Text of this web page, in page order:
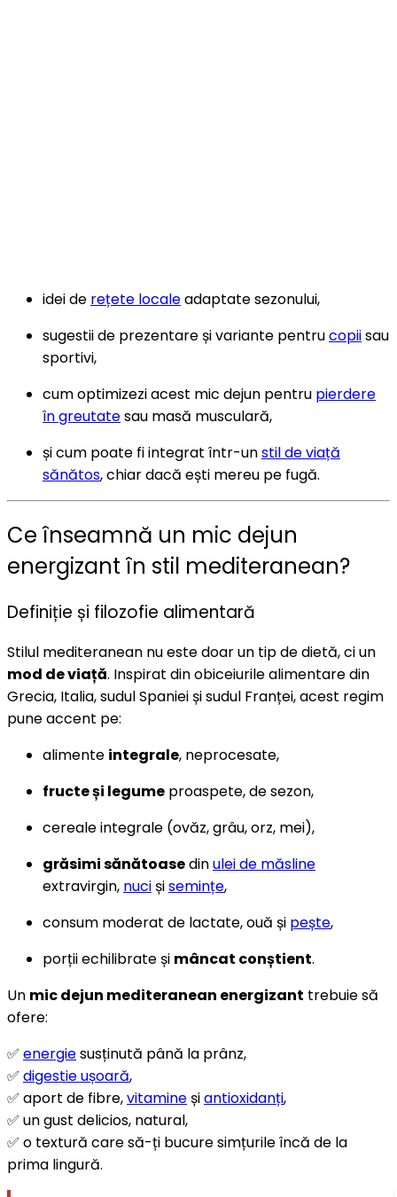
idei de rețete localeadaptate sezonului,
sugestii de prezentare și variante pentrucopiisau
sportivi,
cum optimizezi acest mic dejun pentru pierdere
în greutatesau masă musculară,
și cum poate fi integrat într-unstil de viață
sănătos, chiar dacă ești mereu pe fugă.
Ce înseamnă un mic dejun
energizant în stil mediteranean?
Definiție și filozofie alimentară
Stilul mediteranean nu este doar un tip de dietă, ci un
mod de viață. Inspirat din obiceiurile alimentare din
Grecia, Italia, sudul Spaniei și sudul Franței, acest regim
pune accent pe:
alimente integrale, neprocesate,
fructe și legume proaspete, de sezon,
cereale integrale (ovăz, grâu, orz, mei),
grăsimi sănătoasedinulei de măsline
extravirgin, nucișisemințe,
consum moderat de lactate, ouă și pește,
porții echilibrate și mâncat conștient.
Un mic dejun mediteranean energizant trebuie să
ofere:
✅ energiesusținută până la prânz,
✅ digestie ușoară,
✅ aport de fibre,vitamineșiantioxidanți,
✅ un gust delicios, natural,
✅ o textură care să-ți bucure simțurile încă de la
prima lingură.